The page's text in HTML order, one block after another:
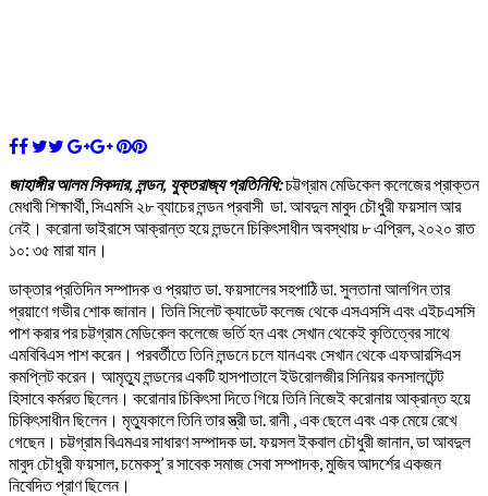
জাহাঙ্গীর আলম সিকদার, লন্ডন, যুক্তরাজ্য প্রতিনিধি:চট্টগ্রাম মেডিকেল কলেজের প্রাক্তন
মেধাবী শিক্ষার্থী, সিএমসি ২৮ ব্যাচের লন্ডন প্রবাসী ডা. আবদুল মাবুদ চৌধুরী ফয়সাল আর
নেই। করোনা ভাইরাসে আক্রান্ত হয়ে লন্ডনে চিকিৎসাধীন অবস্থায় ৮ এপ্রিল, ২০২০ রাত
১০: ৩৫ মারা যান।
ডাক্তার প্রতিদিন সম্পাদক ও প্রয়াত ডা. ফয়সালের সহপাঠি ডা. সুলতানা আলগিন তার
প্রয়াণে গভীর শোক জানান। তিনি সিলেট ক্যাডেট কলেজ থেকে এসএসসি এবং এইচএসসি
পাশ করার পর চট্টগ্রাম মেডিকেল কলেজে ভর্তি হন এবং সেখান থেকেই কৃতিত্বের সাথে
এমবিবিএস পাশ করেন। পরবর্তীতে তিনি লন্ডনে চলে যানএবং সেখান থেকে এফআরসিএস
কমপ্লিট করেন। আমৃত্যু লন্ডনের একটি হাসপাতালে ইউরোলজীর সিনিয়র কনসালটেন্ট
হিসাবে কর্মরত ছিলেন। করোনার চিকিৎসা দিতে গিয়ে তিনি নিজেই করোনায় আক্রান্ত হয়ে
চিকিৎসাধীন ছিলেন। মৃত্যুকালে তিনি তার স্ত্রী ডা. রানী , এক ছেলে এবং এক মেয়ে রেখে
গেছেন। চট্টগ্রাম বিএমএর সাধারণ সম্পাদক ডা. ফয়সল ইকবাল চৌধুরী জানান, ডা আবদুল
মাবুদ চৌধুরী ফয়সাল, চমেকসু’ র সাবেক সমাজ সেবা সম্পাদক, মুজিব আদর্শের একজন
নিবেদিত প্রাণ ছিলেন।